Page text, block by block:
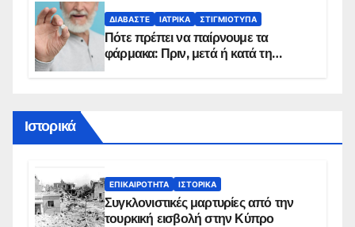
ΔΙΑΒΆΣΤΕ ΙΑΤΡΙΚΆ ΣΤΙΓΜΙΌΤΥΠΑ
Πότε πρέπει να παίρνουμε τα
φάρμακα: Πριν, μετά ή κατά τη
Ιστορικά
ΕΠΙΚΑΙΡΌΤΗΤΑ ΙΣΤΟΡΙΚΆ
Συγκλονιστικές μαρτυρίες από την
τουρκική εισβολή στην Κύπρο